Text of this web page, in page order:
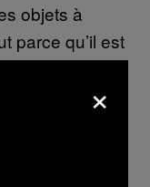
objets à
parce qu’il est
un « trouble
3 heures, je
×